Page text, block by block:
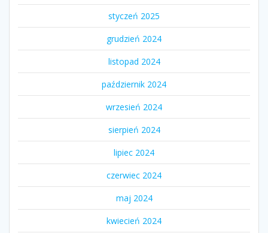
styczeń 2025
grudzień 2024
listopad 2024
październik 2024
wrzesień 2024
sierpień 2024
lipiec 2024
czerwiec 2024
maj 2024
kwiecień 2024